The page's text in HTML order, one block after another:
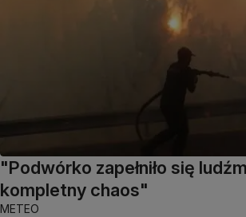
"Podwórko zapełniło się
kompletny chaos"
METEO